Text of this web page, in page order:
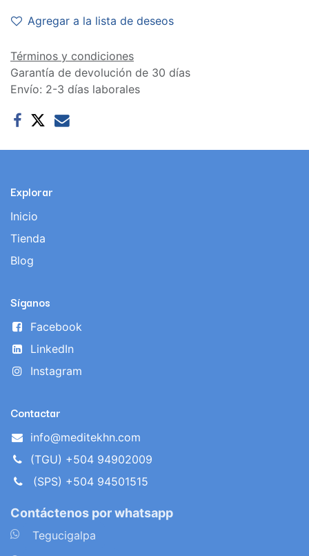
Agregar a la lista de deseos
Términos y condiciones
Garantía de devolución de 30 días
Envío: 2-3 días laborales
Explorar
Inicio
Tienda
Blog
Síganos
Facebook
LinkedIn
Instagram
Contactar
info@meditekhn.com
(TGU) +504 94902009
(SPS) +504 94501515
Contáctenos por whatsapp
Tegucigalpa